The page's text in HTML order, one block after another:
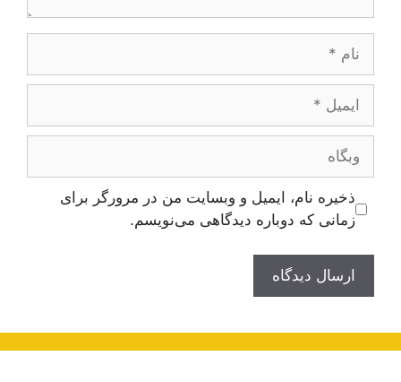
ایمیل
وبگاه
ذخیره نام، ایمیل و وبسایت من در مرورگر برای
زمانی که دوباره دیدگاهی می‌نویسم.